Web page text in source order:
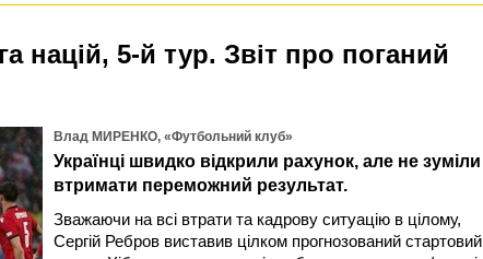
націй, 5-й тур. Звіт про поганий
Влад МИРЕНКО, «Футбольний клуб»
Українці швидко відкрили рахунок, але не зуміли
втримати переможний результат.
Зважаючи на всі втрати та кадрову ситуацію в цілому,
Сергій Ребров виставив цілком прогнозований стартовий